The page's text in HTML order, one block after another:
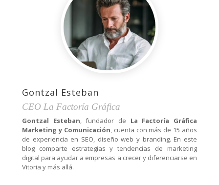
Gontzal Esteban
CEO La Factoría Gráfica
Gontzal Esteban, fundador de La Factoría Gráfica
Marketing y Comunicación, cuenta con más de 15 años
de experiencia en SEO, diseño web y branding. En este
blog comparte estrategias y tendencias de marketing
digital para ayudar a empresas a crecer y diferenciarse en
Vitoria y más allá.